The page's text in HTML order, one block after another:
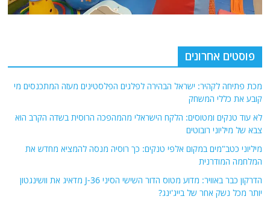
פוסטים אחרונים
מכת פתיחה לקהיר: ישראל הבהירה לפלגים הפלסטינים מעזה המתכנסים מי
קובע את כללי המשחק
לא עוד טנקים ומטוסים: הלקח הישראלי מהמהפכה הרוסית בשדה הקרב הוא
צבא של מיליוני רובוטים
מיליוני כטב"מים במקום אלפי טנקים: כך רוסיה מנסה להמציא מחדש את
המלחמה המודרנית
הדרקון כבר באוויר: מדוע מטוס הדור השישי הסיני J-36 מדאיג את וושינגטון
יותר מכל נשק אחר של בייג'ינג?